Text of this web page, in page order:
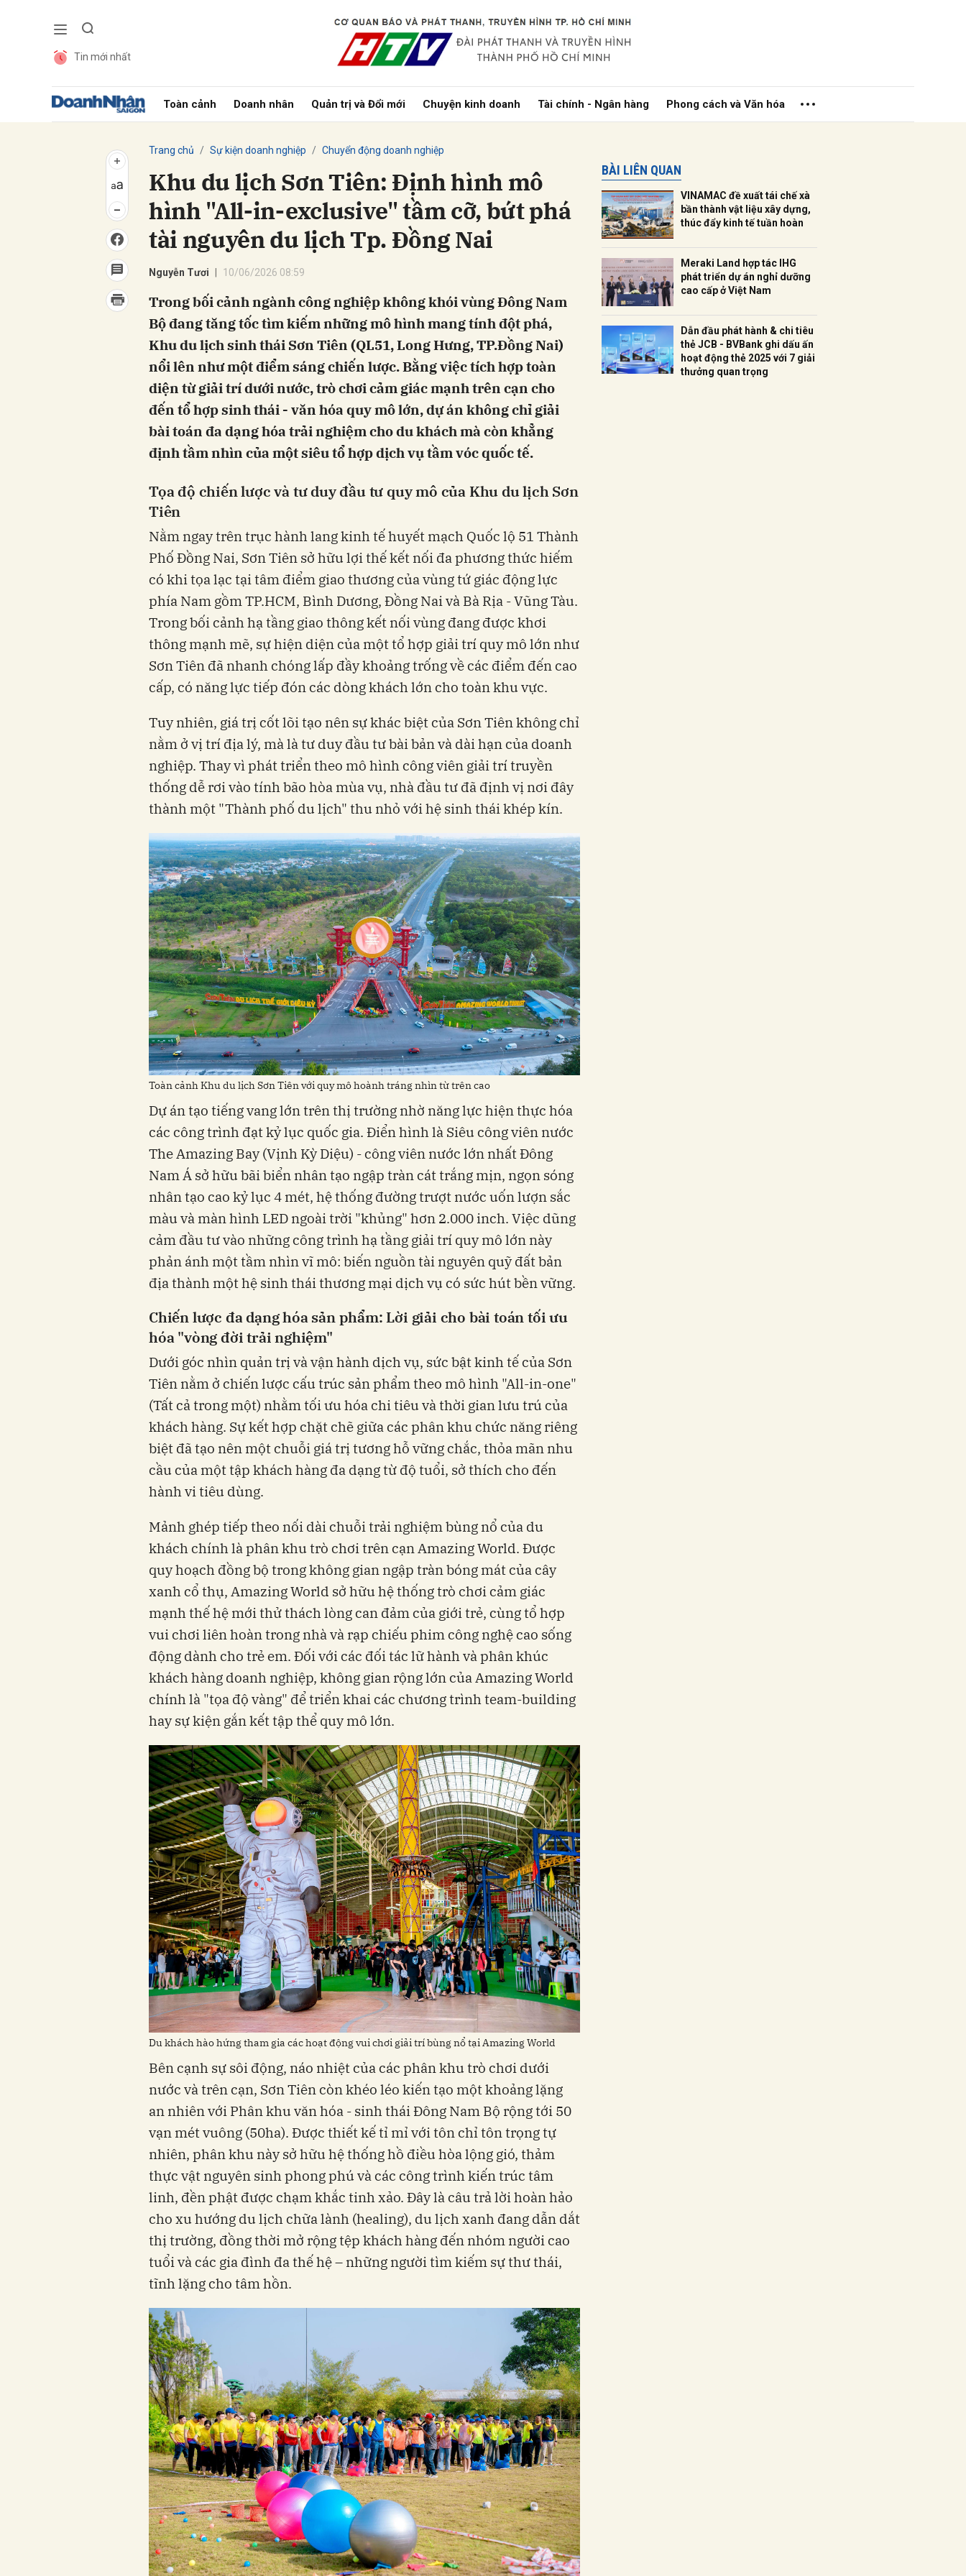
Tin mới nhất
Toàn cảnh Doanh nhân Quản trị và Đổi mới Chuyện kinh doanh Tài chính - Ngân hàng Phong cách và Văn hóa
Trang chủ Sự kiện doanh nghiệp Chuyển động doanh nghiệp
Khu du lịch Sơn Tiên: Định hình mô
hình "All-in-exclusive" tầm cỡ, bứt phá
tài nguyên du lịch Tp. Đồng Nai
Nguyễn Tươi 10/06/2026 08:59
Trong bối cảnh ngành công nghiệp không khói vùng Đông Nam
Bộ đang tăng tốc tìm kiếm những mô hình mang tính đột phá,
Khu du lịch sinh thái Sơn Tiên (QL51, Long Hưng, TP.Đồng Nai)
nổi lên như một điểm sáng chiến lược. Bằng việc tích hợp toàn
diện từ giải trí dưới nước, trò chơi cảm giác mạnh trên cạn cho
đến tổ hợp sinh thái - văn hóa quy mô lớn, dự án không chỉ giải
bài toán đa dạng hóa trải nghiệm cho du khách mà còn khẳng
định tầm nhìn của một siêu tổ hợp dịch vụ tầm vóc quốc tế.
Tọa độ chiến lược và tư duy đầu tư quy mô của Khu du lịch Sơn
Tiên
Nằm ngay trên trục hành lang kinh tế huyết mạch Quốc lộ 51 Thành
Phố Đồng Nai, Sơn Tiên sở hữu lợi thế kết nối đa phương thức hiếm
có khi tọa lạc tại tâm điểm giao thương của vùng tứ giác động lực
phía Nam gồm TP.HCM, Bình Dương, Đồng Nai và Bà Rịa - Vũng Tàu.
Trong bối cảnh hạ tầng giao thông kết nối vùng đang được khơi
thông mạnh mẽ, sự hiện diện của một tổ hợp giải trí quy mô lớn như
Sơn Tiên đã nhanh chóng lấp đầy khoảng trống về các điểm đến cao
cấp, có năng lực tiếp đón các dòng khách lớn cho toàn khu vực.
Tuy nhiên, giá trị cốt lõi tạo nên sự khác biệt của Sơn Tiên không chỉ
nằm ở vị trí địa lý, mà là tư duy đầu tư bài bản và dài hạn của doanh
nghiệp. Thay vì phát triển theo mô hình công viên giải trí truyền
thống dễ rơi vào tính bão hòa mùa vụ, nhà đầu tư đã định vị nơi đây
thành một "Thành phố du lịch" thu nhỏ với hệ sinh thái khép kín.
Toàn cảnh Khu du lịch Sơn Tiên với quy mô hoành tráng nhìn từ trên cao
Dự án tạo tiếng vang lớn trên thị trường nhờ năng lực hiện thực hóa
các công trình đạt kỷ lục quốc gia. Điển hình là Siêu công viên nước
The Amazing Bay (Vịnh Kỳ Diệu) - công viên nước lớn nhất Đông
Nam Á sở hữu bãi biển nhân tạo ngập tràn cát trắng mịn, ngọn sóng
nhân tạo cao kỷ lục 4 mét, hệ thống đường trượt nước uốn lượn sắc
màu và màn hình LED ngoài trời "khủng" hơn 2.000 inch. Việc dũng
cảm đầu tư vào những công trình hạ tầng giải trí quy mô lớn này
phản ánh một tầm nhìn vĩ mô: biến nguồn tài nguyên quỹ đất bản
địa thành một hệ sinh thái thương mại dịch vụ có sức hút bền vững.
Chiến lược đa dạng hóa sản phẩm: Lời giải cho bài toán tối ưu
hóa "vòng đời trải nghiệm"
Dưới góc nhìn quản trị và vận hành dịch vụ, sức bật kinh tế của Sơn
Tiên nằm ở chiến lược cấu trúc sản phẩm theo mô hình "All-in-one"
(Tất cả trong một) nhằm tối ưu hóa chi tiêu và thời gian lưu trú của
khách hàng. Sự kết hợp chặt chẽ giữa các phân khu chức năng riêng
biệt đã tạo nên một chuỗi giá trị tương hỗ vững chắc, thỏa mãn nhu
cầu của một tập khách hàng đa dạng từ độ tuổi, sở thích cho đến
hành vi tiêu dùng.
Mảnh ghép tiếp theo nối dài chuỗi trải nghiệm bùng nổ của du
khách chính là phân khu trò chơi trên cạn Amazing World. Được
quy hoạch đồng bộ trong không gian ngập tràn bóng mát của cây
xanh cổ thụ, Amazing World sở hữu hệ thống trò chơi cảm giác
mạnh thế hệ mới thử thách lòng can đảm của giới trẻ, cùng tổ hợp
vui chơi liên hoàn trong nhà và rạp chiếu phim công nghệ cao sống
động dành cho trẻ em. Đối với các đối tác lữ hành và phân khúc
khách hàng doanh nghiệp, không gian rộng lớn của Amazing World
chính là "tọa độ vàng" để triển khai các chương trình team-building
hay sự kiện gắn kết tập thể quy mô lớn.
Du khách hào hứng tham gia các hoạt động vui chơi giải trí bùng nổ tại Amazing World
Bên cạnh sự sôi động, náo nhiệt của các phân khu trò chơi dưới
nước và trên cạn, Sơn Tiên còn khéo léo kiến tạo một khoảng lặng
an nhiên với Phân khu văn hóa - sinh thái Đông Nam Bộ rộng tới 50
vạn mét vuông (50ha). Được thiết kế tỉ mỉ với tôn chỉ tôn trọng tự
nhiên, phân khu này sở hữu hệ thống hồ điều hòa lộng gió, thảm
thực vật nguyên sinh phong phú và các công trình kiến trúc tâm
linh, đền phật được chạm khắc tinh xảo. Đây là câu trả lời hoàn hảo
cho xu hướng du lịch chữa lành (healing), du lịch xanh đang dẫn dắt
thị trường, đồng thời mở rộng tệp khách hàng đến nhóm người cao
tuổi và các gia đình đa thế hệ – những người tìm kiếm sự thư thái,
tĩnh lặng cho tâm hồn.
BÀI LIÊN QUAN
VINAMAC đề xuất tái chế xà
bần thành vật liệu xây dựng,
thúc đẩy kinh tế tuần hoàn
Meraki Land hợp tác IHG
phát triển dự án nghỉ dưỡng
cao cấp ở Việt Nam
Dẫn đầu phát hành & chi tiêu
thẻ JCB - BVBank ghi dấu ấn
hoạt động thẻ 2025 với 7 giải
thưởng quan trọng
Gửi